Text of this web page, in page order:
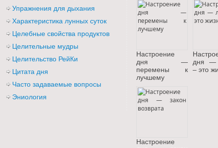
Настроение
дня —
перемены к
лучшему
дня —
– это
Настроение
Упражнения для дыхания
Характеристика лунных суток
Целебные свойства продуктов
Целительные мудры
Целительство РейКи
Цитата дня
Часто задаваемые вопросы
Эниология